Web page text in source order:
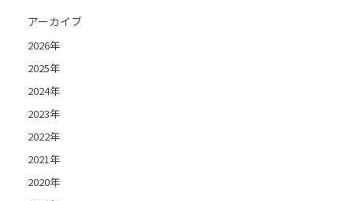
アーカイブ
2026年
2025年
2024年
2023年
2022年
2021年
2020年